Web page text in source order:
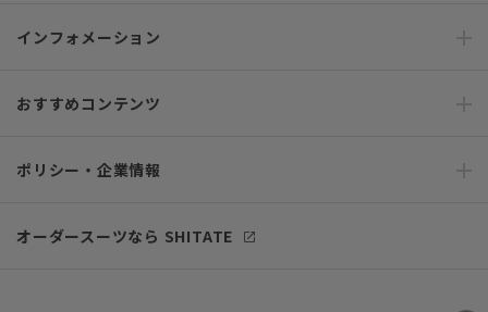
インフォメーション
おすすめコンテンツ
ポリシー・企業情報
オーダースーツなら SHITATE